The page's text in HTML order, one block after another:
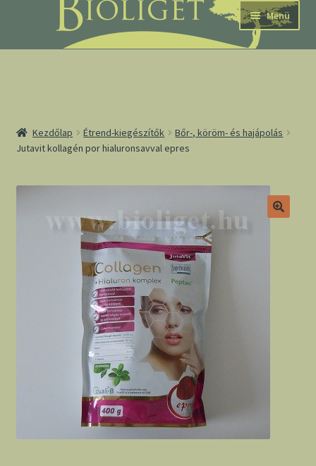
navigációhoz
tartalomba
Menü
Kezdőlap Étrend-kiegészítők
Bőr-, köröm- és hajápolás
Jutavit kollagén por hialuronsavval epres